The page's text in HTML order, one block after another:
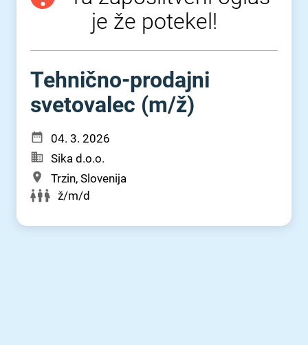
je že potekel!
Tehnično-prodajni
svetovalec (m⁠/⁠ž)
04. 3. 2026
Sika d.o.o.
Trzin, Slovenija
ž/m/d